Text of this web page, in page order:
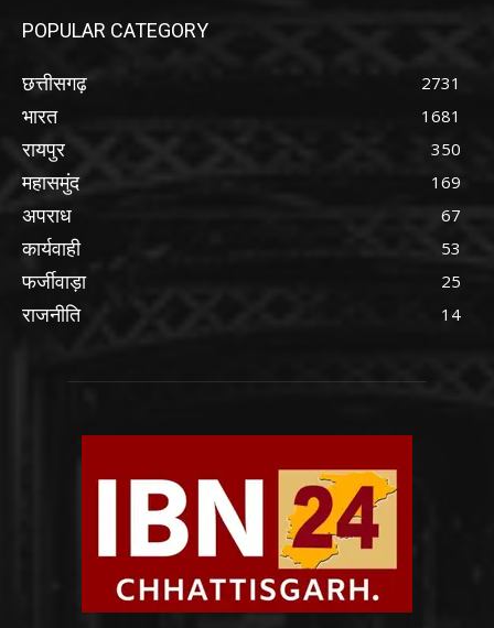
POPULAR CATEGORY
छत्तीसगढ़ 2731
भारत 1681
रायपुर 350
महासमुंद 169
अपराध 67
कार्यवाही 53
फर्जीवाड़ा 25
राजनीति 14